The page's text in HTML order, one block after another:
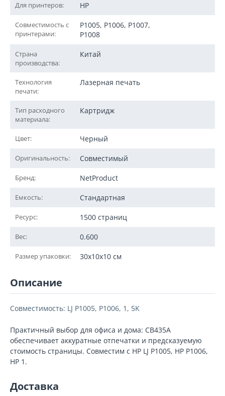
Для принтеров: HP
Совместимость с
принтерами:
P1005, P1006, P1007,
P1008
Страна
производства:
Китай
Технология
печати:
Лазерная печать
Тип расходного
материала:
Картридж
Цвет: Черный
Оригинальность: Совместимый
Бренд: NetProduct
Емкость: Стандартная
Ресурс: 1500 страниц
Вес: 0.600
Размер упаковки: 30x10x10 см
Описание
Совместимость: LJ P1005, P1006, 1, 5K
Практичный выбор для офиса и дома: CB435A
обеспечивает аккуратные отпечатки и предсказуемую
стоимость страницы. Совместим с HP LJ P1005, HP P1006,
HP 1.
Доставка